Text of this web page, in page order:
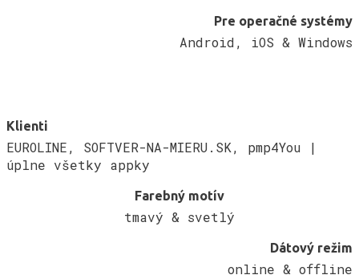
Pre operačné systémy
Android, iOS & Windows
Klienti
EUROLINE, SOFTVER-NA-MIERU.SK, pmp4You |
úplne všetky appky
Farebný motív
tmavý & svetlý
Dátový režim
online & offline